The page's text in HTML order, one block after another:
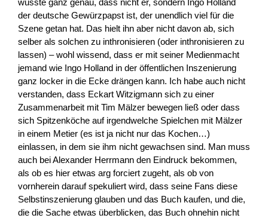
wusste ganz genau, dass nicht er, sondern Ingo Holland
der deutsche Gewürzpapst ist, der unendlich viel für die
Szene getan hat. Das hielt ihn aber nicht davon ab, sich
selber als solchen zu inthronisieren (oder inthronisieren zu
lassen) – wohl wissend, dass er mit seiner Medienmacht
jemand wie Ingo Holland in der öffentlichen Inszenierung
ganz locker in die Ecke drängen kann. Ich habe auch nicht
verstanden, dass Eckart Witzigmann sich zu einer
Zusammenarbeit mit Tim Mälzer bewegen ließ oder dass
sich Spitzenköche auf irgendwelche Spielchen mit Mälzer
in einem Metier (es ist ja nicht nur das Kochen…)
einlassen, in dem sie ihm nicht gewachsen sind. Man muss
auch bei Alexander Herrmann den Eindruck bekommen,
als ob es hier etwas arg forciert zugeht, als ob von
vornherein darauf spekuliert wird, dass seine Fans diese
Selbstinszenierung glauben und das Buch kaufen, und die,
die die Sache etwas überblicken, das Buch ohnehin nicht